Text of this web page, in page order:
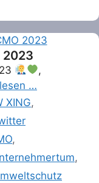
2023
,
…
XING,
,
,